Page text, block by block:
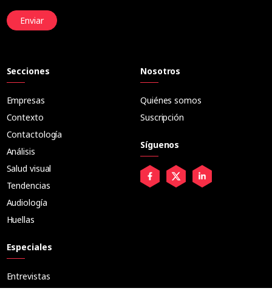
Enviar
Secciones
Empresas
Contexto
Contactología
Análisis
Salud visual
Tendencias
Audiología
Huellas
Especiales
Entrevistas
Nosotros
Quiénes somos
Suscripción
Síguenos